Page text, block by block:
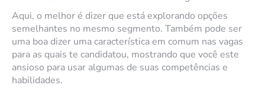
Aqui, o melhor é dizer que está explorando opções
semelhantes no mesmo segmento. Também pode ser
uma boa dizer uma característica em comum nas vagas
para as quais te candidatou, mostrando que você este
ansioso para usar algumas de suas competências e
habilidades.